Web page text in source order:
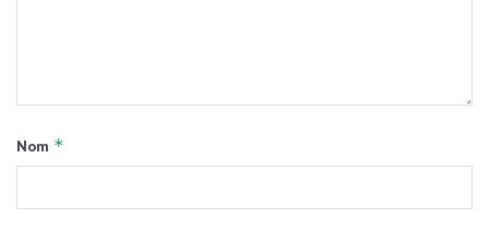
Nom *